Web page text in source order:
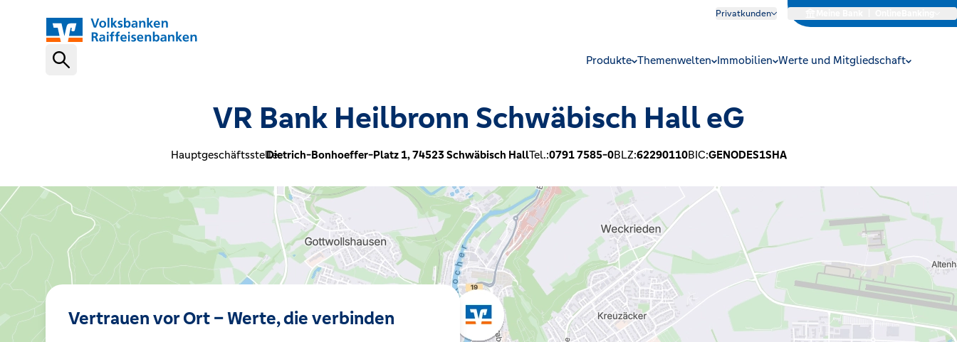
Privatkunden
VR Banking App
Produkte Themenwelten Immobilien Werte und Mitgliedschaft
VR Bank Heilbronn Schwäbisch Hall eG
Hauptgeschäftsstelle:Dietrich-Bonhoeffer-Platz 1,74523Schwäbisch HallTel.:0791 7585-0BLZ:62290110BIC:GENODES1SHA
Vertrauen vor Ort – Werte, die verbinden